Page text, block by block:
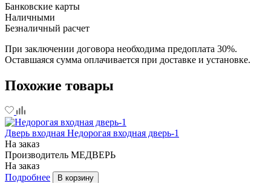
Банковские карты
Наличными
Безналичный расчет
При заключении договора необходима предоплата 30%.
Оставшаяся сумма оплачивается при доставке и установке.
Похожие товары
Дверь входная Недорогая входная дверь-1
На заказ
Производитель МЕДВЕРЬ
На заказ
Подробнее
В корзину